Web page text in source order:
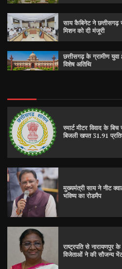
साय कैबिनेट ने
मिशन को दी मंजूरी
छत्तीसगढ़ के ग्रामीण
विशेष अतिथि
स्मार्ट मीटर विवाद के
बिजली खपत 31.91
मुख्यमंत्री साय ने नीट
भविष्य का रोडमैप
राष्ट्रपति से नारायणपुर
विजेताओं ने की सौजन्य